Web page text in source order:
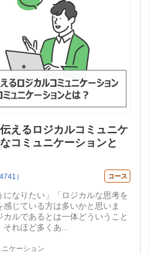
えるロジカルコミュニケ
コミュニケーションと
） コース
になりたい」「ロジカルな思考を
じている方は多いかと思いま
ルであるとは一体どういうこと
それほど多くあ...
ニケーション